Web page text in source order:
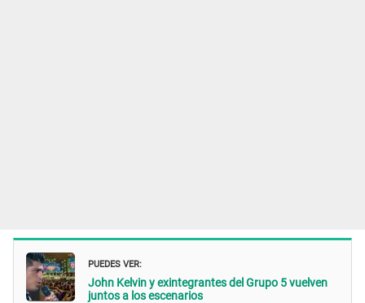
PUEDES VER:
John Kelvin y exintegrantes del Grupo 5 vuelven
juntos a los escenarios